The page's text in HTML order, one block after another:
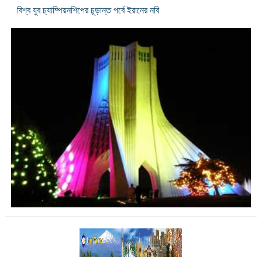
বিশ্ব যুব চ্যাম্পিয়নশিপের চূড়ান্ত পর্বে ইরানের নবি